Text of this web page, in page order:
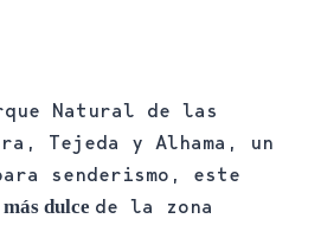
Natural de las
Tejeda y Alhama, un
senderismo, este
dulce de la zona